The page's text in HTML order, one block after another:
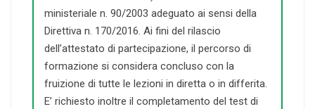
ministeriale n. 90/2003 adeguato ai sensi della
Direttiva n. 170/2016. Ai fini del rilascio
dell’attestato di partecipazione, il percorso di
formazione si considera concluso con la
fruizione di tutte le lezioni in diretta o in differita.
E’ richiesto inoltre il completamento del test di